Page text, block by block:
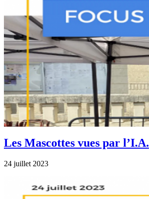
Les Mascottes vues par l’I.A.
24 juillet 2023